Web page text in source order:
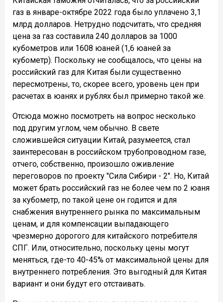
газ в январе-октябре 2022 года было уплачено 3,1
млрд долларов. Нетрудно подсчитать, что средняя
цена за газ составила 240 долларов за 1000
кубометров или 1608 юаней (1,6 юаней за
кубометр). Поскольку не сообщалось, что цены на
российский газ для Китая были существенно
пересмотрены, то, скорее всего, уровень цен при
расчетах в юанях и рублях был примерно такой же.
Отсюда можно посмотреть на вопрос несколько
под другим углом, чем обычно. В свете
сложившейся ситуации Китай, разумеется, стал
заинтересован в российском трубопроводном газе,
отчего, собственно, произошло оживление
переговоров по проекту "Сила Сибири - 2". Но, Китай
может брать российский газ не более чем по 2 юаня
за кубометр, по такой цене он годится и для
снабжения внутреннего рынка по максимальным
ценам, и для компенсации выпадающего
чрезмерно дорогого для китайского потребителя
СПГ. Или, относительно, поскольку цены могут
меняться, где-то 40-45% от максимальной цены для
внутреннего потребления. Это выгодный для Китая
вариант и они будут его отстаивать.